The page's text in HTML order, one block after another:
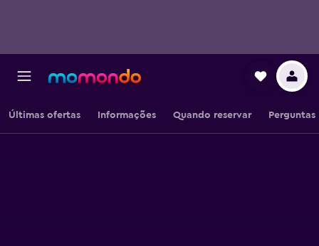
Últimas ofertas Informações Quando reservar Perguntas